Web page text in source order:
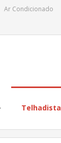
Ar Condicionado
Telhadista